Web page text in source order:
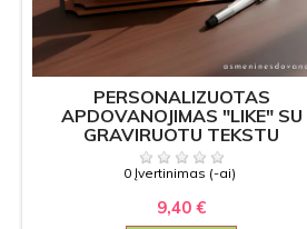
PERSONALIZUOTAS
APDOVANOJIMAS "LIKE" SU
GRAVIRUOTU TEKSTU
0 Įvertinimas (-ai)
9,40 €